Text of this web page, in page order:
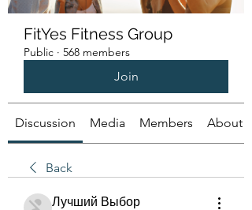
FitYes Fitness Group
Public · 568 members
Join
Discussion Media Members About
Back
Лучший Выбор